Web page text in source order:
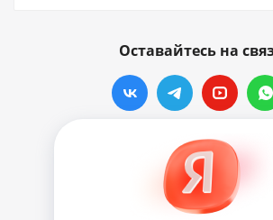
Оставайтесь на
Наши контакты
info@vinylmarkt.ru